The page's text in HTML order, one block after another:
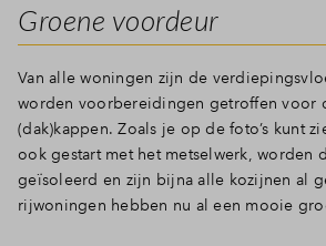
Groene voordeur
Van alle woningen zijn de
worden voorbereidingen getroffen voor
(dak)kappen. Zoals je op de foto’s kunt
ook gestart met het metselwerk, worden
geïsoleerd en zijn bijna alle kozijnen al
rijwoningen hebben nu al een mooie